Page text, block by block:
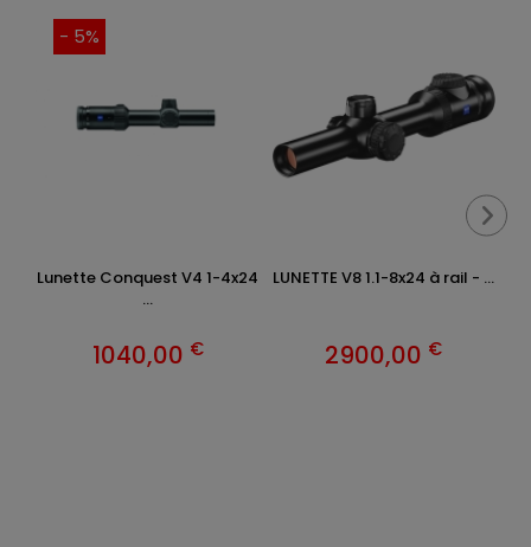
- 5%
Lunette Conquest V4 1-4x24
...
1040,00 €
LUNETTE V8 1.1-8x24 à rail - ...
2900,00 €